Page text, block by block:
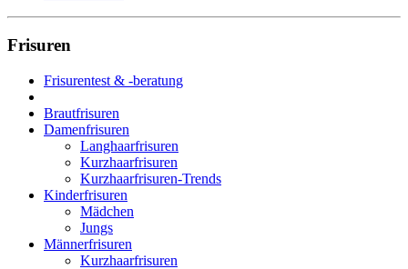
Frisuren
Frisurentest & -beratung
Brautfrisuren
Damenfrisuren
Langhaarfrisuren
Kurzhaarfrisuren
Kurzhaarfrisuren-Trends
Kinderfrisuren
Mädchen
Jungs
Männerfrisuren
Kurzhaarfrisuren